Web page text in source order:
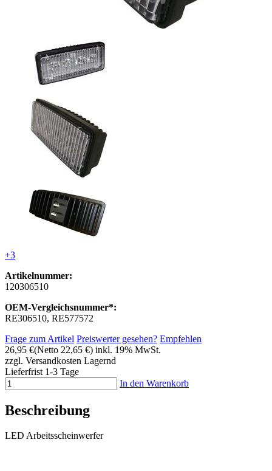
+3
Artikelnummer:
120306510
OEM-Vergleichsnummer*:
RE306510, RE577572
Frage zum Artikel Preiswerter gesehen? Empfehlen
26,95 €(Netto 22,65 €) inkl. 19% MwSt.
zzgl. Versandkosten Lagernd
Lieferfrist 1-3 Tage
In den Warenkorb
Beschreibung
LED Arbeitsscheinwerfer